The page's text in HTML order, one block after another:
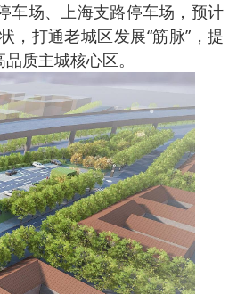
车场、上海支路停车场，预计
，打通老城区发展“筋脉”，提
质主城核心区。